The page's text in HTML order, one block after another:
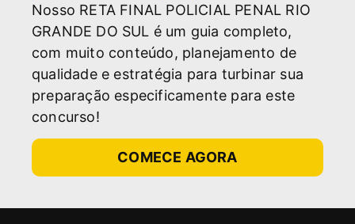
Nosso RETA FINAL POLICIAL PENAL RIO
GRANDE DO SUL é um guia completo,
com muito conteúdo, planejamento de
qualidade e estratégia para turbinar sua
preparação especificamente para este
concurso!
COMECE AGORA